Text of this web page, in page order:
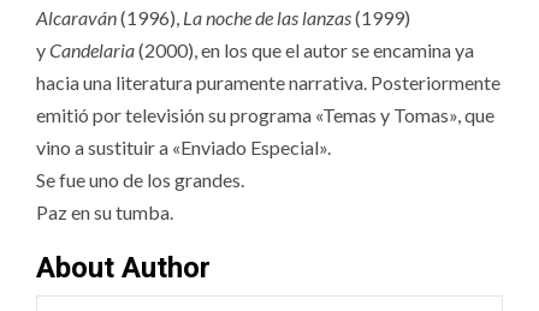
Alcaraván(1996), La noche de las lanzas(1999)
yCandelaria(2000), en los que el autor se encamina ya
hacia una literatura puramente narrativa. Posteriormente
emitió por televisión su programa «Temas y Tomas», que
vino a sustituir a «Enviado Especial».
Se fue uno de los grandes.
Paz en su tumba.
About Author